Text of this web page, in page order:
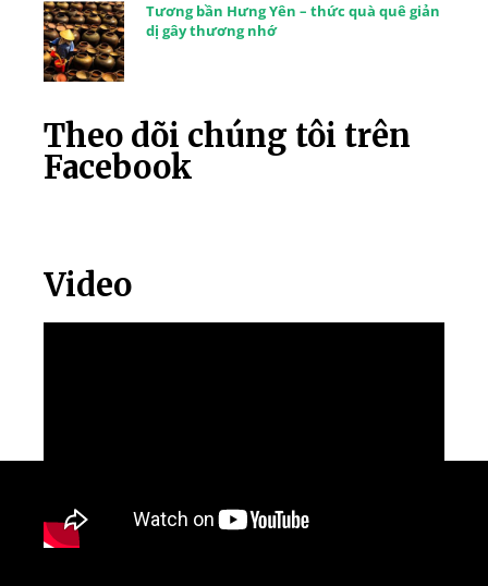
Tương bần Hưng Yên – thức quà quê giản
dị gây thương nhớ
Theo dõi chúng tôi trên
Facebook
Video